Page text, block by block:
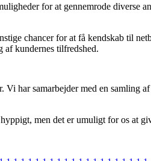
for at gennemrode diverse
chancer for at få kendskab til
af kundernes tilfredshed.
Vi har samarbejder med en samling
men det er umuligt for os at